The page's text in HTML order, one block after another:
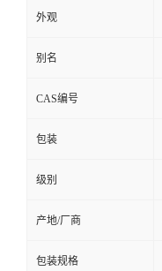
外观
别名
CAS编号
包装
级别
产地/厂商
包装规格